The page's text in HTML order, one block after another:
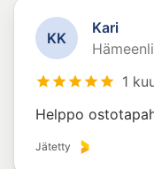
KK
Kari
1
Helppo
Jätetty